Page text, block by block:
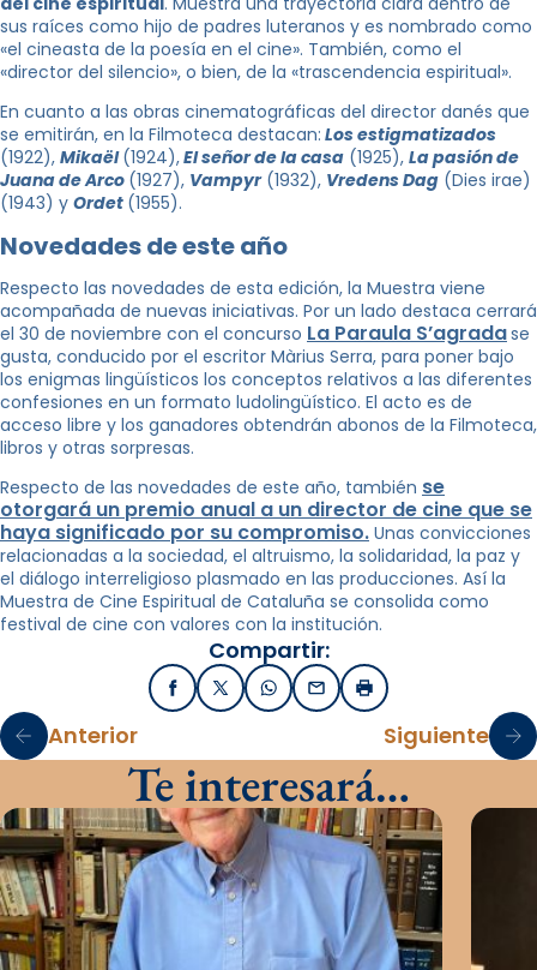
sus raíces como hijo de padres luteranos y es nombrado como
«el cineasta de la poesía en el cine». También, como el
«director del silencio», o bien, de la «trascendencia espiritual».
En cuanto a las obras cinematográficas del director danés que
se emitirán, en la Filmoteca destacan: Los estigmatizados
(1922), Mikaël (1924),El señor de la casa (1925), La pasión de
Juana de Arco (1927), Vampyr(1932), Vredens Dag (Dies irae)
(1943) y Ordet (1955).
Novedades de este año
Respecto las novedades de esta edición, la Muestra viene
acompañada de nuevas iniciativas. Por un lado destaca cerrará
el 30 de noviembre con el concurso La Paraula S’agradase
gusta, conducido por el escritor Màrius Serra, para poner bajo
los enigmas lingüísticos los conceptos relativos a las diferentes
confesiones en un formato ludolingüístico. El acto es de
acceso libre y los ganadores obtendrán abonos de la Filmoteca,
libros y otras sorpresas.
Respecto de las novedades de este año, también se
otorgará un premio anual a un director de cine que se
haya significado por su compromiso. Unas convicciones
relacionadas a la sociedad, el altruismo, la solidaridad, la paz y
el diálogo interreligioso plasmado en las producciones. Así la
Muestra de Cine Espiritual de Cataluña se consolida como
festival de cine con valores con la institución.
Compartir:
FacebookX / TwitterWhatsApp
EmailImprimir
Anterior Siguiente
Te interesará…